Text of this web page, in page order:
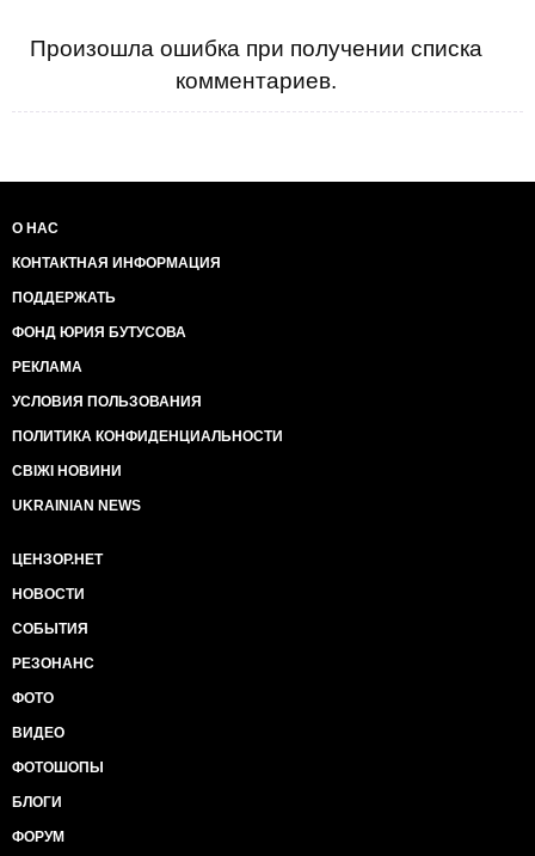
Произошла ошибка при получении списка
комментариев.
О НАС
КОНТАКТНАЯ ИНФОРМАЦИЯ
ПОДДЕРЖАТЬ
ФОНД ЮРИЯ БУТУСОВА
РЕКЛАМА
УСЛОВИЯ ПОЛЬЗОВАНИЯ
ПОЛИТИКА КОНФИДЕНЦИАЛЬНОСТИ
СВІЖІ НОВИНИ
UKRAINIAN NEWS
ЦЕНЗОР.НЕТ
НОВОСТИ
СОБЫТИЯ
РЕЗОНАНС
ФОТО
ВИДЕО
ФОТОШОПЫ
БЛОГИ
ФОРУМ